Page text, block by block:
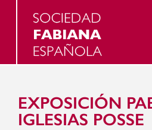
EXPOSICIÓN
IGLESIAS POSSE